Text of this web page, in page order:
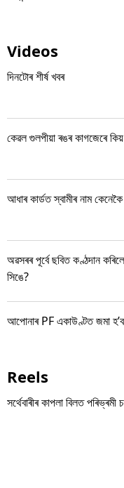
Videos
দিনটোৰ শীৰ্ষ খবৰ
কেৱল গুলপীয়া ৰঙৰ কাগজেৰে
আধাৰ কাৰ্ডত স্বামীৰ নাম
অৱসৰৰ পূৰ্বে ছবিত কণ্ঠদান
সিঙে?
আপোনাৰ PF একাউণ্টত জমা হ’ব
Reels
সৰ্থেবাৰীৰ কাপলা বিলত পৰিভ্ৰমী